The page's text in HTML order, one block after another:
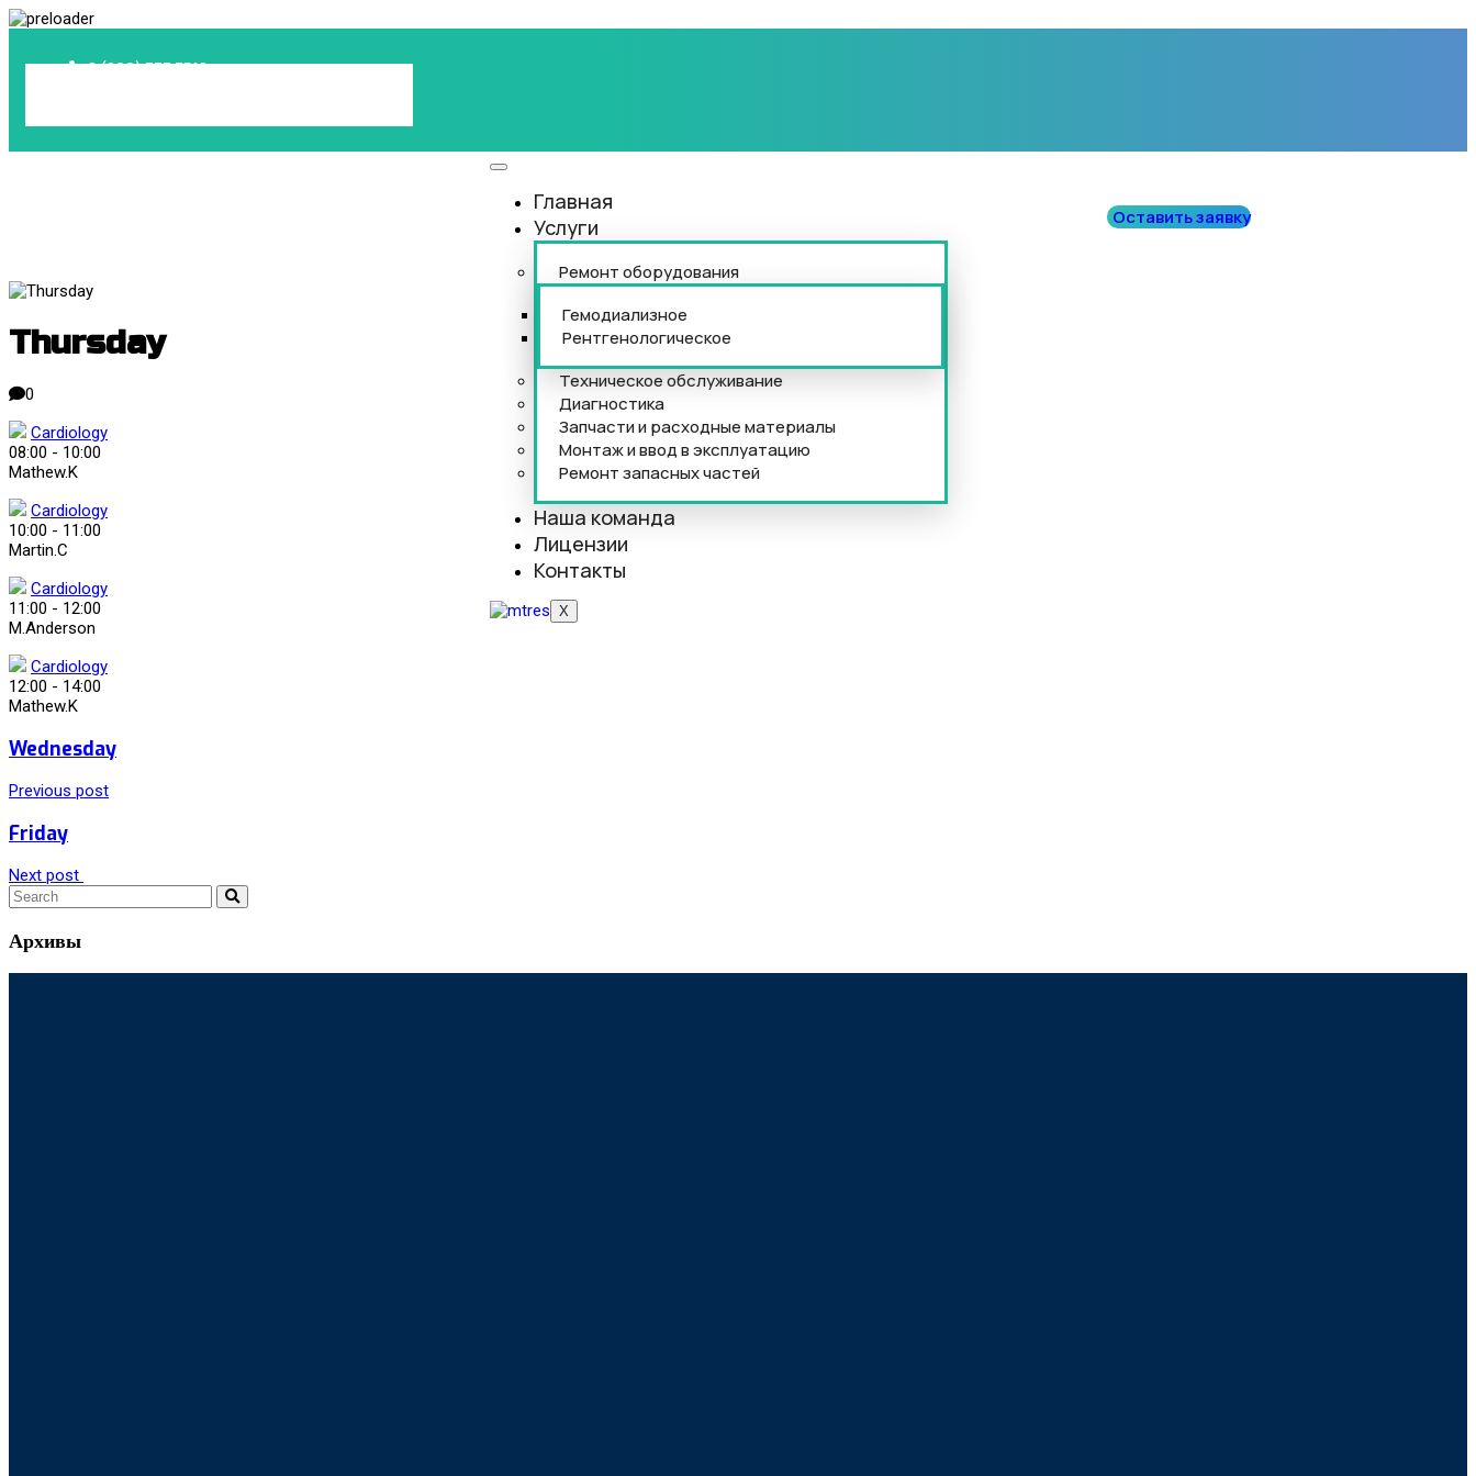
8 (800) 777 3518
Главная
Услуги
Ремонт оборудования
Гемодиализное
Рентгенологическое
Техническое обслуживание
Диагностика
Запчасти и расходные материалы
Монтаж и ввод в эксплуатацию
Ремонт запасных частей
Наша команда
Лицензии
Контакты
X
Оставить заявку
Thursday
0
Cardiology
08:00 - 10:00
Mathew.K
Cardiology
10:00 - 11:00
Martin.C
Cardiology
11:00 - 12:00
M.Anderson
Cardiology
12:00 - 14:00
Mathew.K
Wednesday
Previous post
Friday
Next post
Архивы